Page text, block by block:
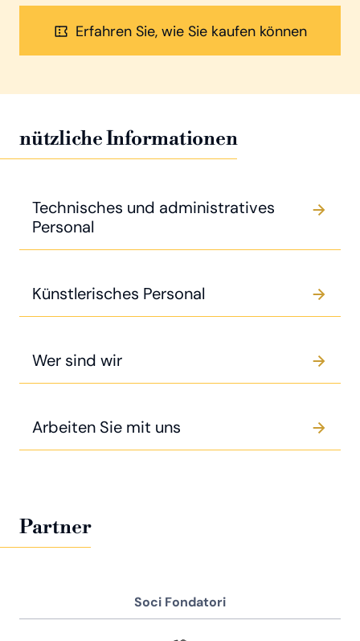
Erfahren Sie, wie Sie kaufen können
nützliche Informationen
Technisches und administratives
Personal
Künstlerisches Personal
Wer sind wir
Arbeiten Sie mit uns
Partner
Soci Fondatori